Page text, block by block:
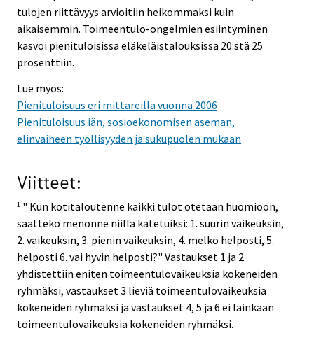
tulojen riittävyys arvioitiin heikommaksi kuin
aikaisemmin. Toimeentulo-ongelmien esiintyminen
kasvoi pienituloisissa eläkeläistalouksissa 20:stä 25
prosenttiin.
Lue myös:
Pienituloisuus eri mittareilla vuonna 2006
Pienituloisuus iän, sosioekonomisen aseman,
elinvaiheen työllisyyden ja sukupuolen mukaan
Viitteet:
1 " Kun kotitaloutenne kaikki tulot otetaan huomioon,
saatteko menonne niillä katetuiksi: 1. suurin vaikeuksin,
2. vaikeuksin, 3. pienin vaikeuksin, 4. melko helposti, 5.
helposti 6. vai hyvin helposti?" Vastaukset 1 ja 2
yhdistettiin eniten toimeentulovaikeuksia kokeneiden
ryhmäksi, vastaukset 3 lieviä toimeentulovaikeuksia
kokeneiden ryhmäksi ja vastaukset 4, 5 ja 6 ei lainkaan
toimeentulovaikeuksia kokeneiden ryhmäksi.